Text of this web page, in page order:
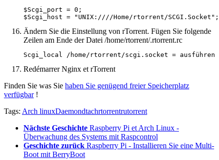
$Scgi_port = 0;
$Scgi_host = "UNIX:////Home/rtorrent/SCGI.Socket";
Ändern Sie die Einstellung von rTorrent. Fügen Sie folgende
Zeilen am Ende der Datei /home/rtorrent/.rtorrent.rc
Scgi_local /home/rtorrent/scgi.socket = ausführen =
Redémarrer Nginx et rTorrent
Finden Sie was Sie haben Sie genügend freier Speicherplatz
verfügbar!
Tags: Arch linuxDaemondtachrtorrentrutorrent
Nächste Geschichte Raspberry Pi et Arch Linux -
Überwachung des Systems mit Raspcontrol
Geschichte zurück Raspberry Pi - Installieren Sie eine Multi-
Boot mit BerryBoot